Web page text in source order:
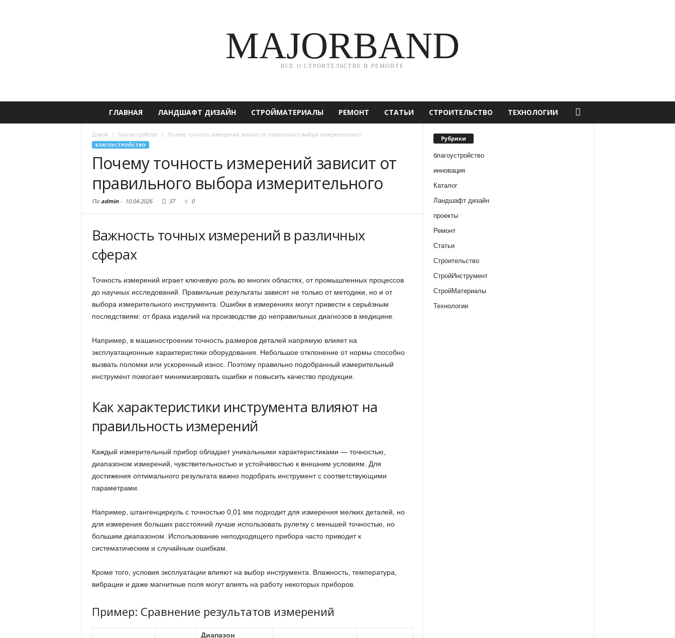
MAJORBAND
ВСЕ О СТРОИТЕЛЬСТВЕ И РЕМОНТЕ
ГЛАВНАЯ ЛАНДШАФТ ДИЗАЙН СТРОЙМАТЕРИАЛЫ РЕМОНТ СТАТЬИ СТРОИТЕЛЬСТВО ТЕХНОЛОГИИ
Домой благоустройство Почему точность измерений зависит от правильного выбора измерительного
БЛАГОУСТРОЙСТВО
Почему точность измерений зависит от
правильного выбора измерительного
По admin- 10.04.2026 37 0
Важность точных измерений в различных
сферах
Точность измерений играет ключевую роль во многих областях, от промышленных процессов
до научных исследований. Правильные результаты зависят не только от методики, но и от
выбора измерительного инструмента. Ошибки в измерениях могут привести к серьёзным
последствиям: от брака изделий на производстве до неправильных диагнозов в медицине.
Например, в машиностроении точность размеров деталей напрямую влияет на
эксплуатационные характеристики оборудования. Небольшое отклонение от нормы способно
вызвать поломки или ускоренный износ. Поэтому правильно подобранный измерительный
инструмент помогает минимизировать ошибки и повысить качество продукции.
Как характеристики инструмента влияют на
правильность измерений
Каждый измерительный прибор обладает уникальными характеристиками — точностью,
диапазоном измерений, чувствительностью и устойчивостью к внешним условиям. Для
достижения оптимального результата важно подобрать инструмент с соответствующими
параметрами.
Например, штангенциркуль с точностью 0,01 мм подходит для измерения мелких деталей, но
для измерения больших расстояний лучше использовать рулетку с меньшей точностью, но
большим диапазоном. Использование неподходящего прибора часто приводит к
систематическим и случайным ошибкам.
Кроме того, условия эксплуатации влияют на выбор инструмента. Влажность, температура,
вибрации и даже магнитные поля могут влиять на работу некоторых приборов.
Пример: Сравнение результатов измерений
Диапазон
Рубрики
благоустройство
инновация
Каталог
Ландшафт дизайн
проекты
Ремонт
Статьи
Строительство
СтройИнструмент
СтройМатериалы
Технологии